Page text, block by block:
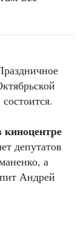
киноцентре
депутатов
а
Андрей